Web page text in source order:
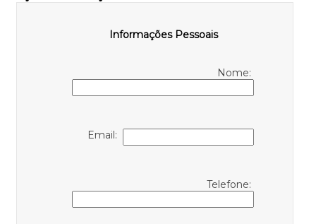
Informações Pessoais
Nome:
Email:
Telefone: